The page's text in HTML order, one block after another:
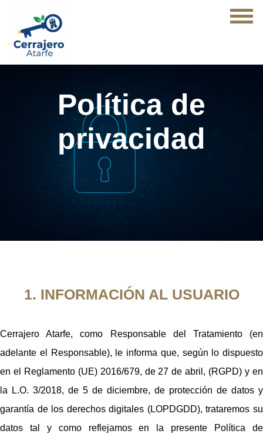
Política de
privacidad
1. INFORMACIÓN AL USUARIO
Cerrajero Atarfe, como Responsable del Tratamiento (en
adelante el Responsable), le informa que, según lo dispuesto
en el Reglamento (UE) 2016/679, de 27 de abril, (RGPD) y en
la L.O. 3/2018, de 5 de diciembre, de protección de datos y
garantía de los derechos digitales (LOPDGDD), trataremos su
datos tal y como reflejamos en la presente Política de